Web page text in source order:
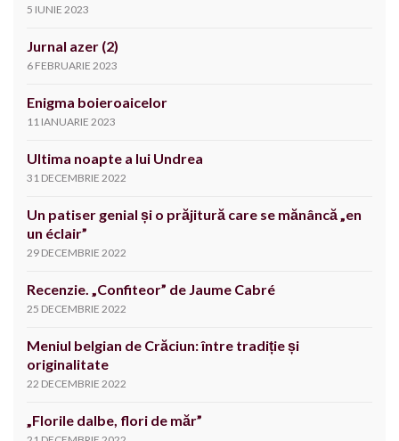
5 IUNIE 2023
Jurnal azer (2)
6 FEBRUARIE 2023
Enigma boieroaicelor
11 IANUARIE 2023
Ultima noapte a lui Undrea
31 DECEMBRIE 2022
Un patiser genial și o prăjitură care se mănâncă „en
un éclair”
29 DECEMBRIE 2022
Recenzie. „Confiteor” de Jaume Cabré
25 DECEMBRIE 2022
Meniul belgian de Crăciun: între tradiție și
originalitate
22 DECEMBRIE 2022
„Florile dalbe, flori de măr”